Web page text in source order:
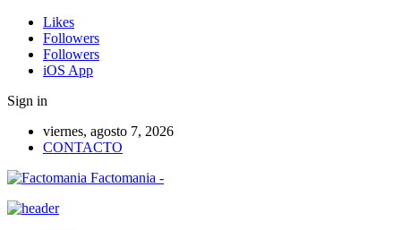
Likes
Followers
Followers
iOS App
Sign in
viernes, agosto 7, 2026
CONTACTO
Factomania -